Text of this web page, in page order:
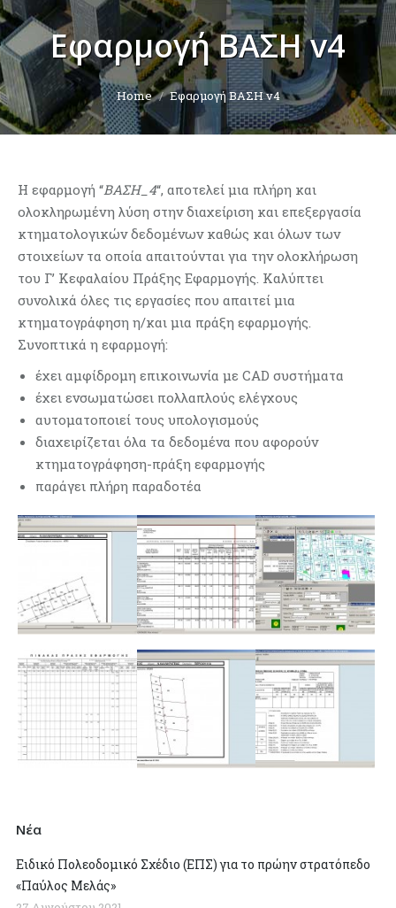
Εφαρμογή ΒΑΣΗ v4
You are here:
Home Εφαρμογή ΒΑΣΗ v4
Η εφαρμογή “ΒΑΣΗ_4“, αποτελεί μια πλήρη και
ολοκληρωμένη λύση στην διαχείριση και επεξεργασία
κτηματολογικών δεδομένων καθώς και όλων των
στοιχείων τα οποία απαιτούνται για την ολοκλήρωση
του Γ’ Κεφαλαίου Πράξης Εφαρμογής. Καλύπτει
συνολικά όλες τις εργασίες που απαιτεί μια
κτηματογράφηση η/και μια πράξη εφαρμογής.
Συνοπτικά η εφαρμογή:
έχει αμφίδρομη επικοινωνία με CAD συστήματα
έχει ενσωματώσει πολλαπλούς ελέγχους
αυτοματοποιεί τους υπολογισμούς
διαχειρίζεται όλα τα δεδομένα που αφορούν
κτηματογράφηση-πράξη εφαρμογής
παράγει πλήρη παραδοτέα
Νέα
Ειδικό Πολεοδομικό Σχέδιο (ΕΠΣ) για το πρώην στρατόπεδο
«Παύλος Μελάς»